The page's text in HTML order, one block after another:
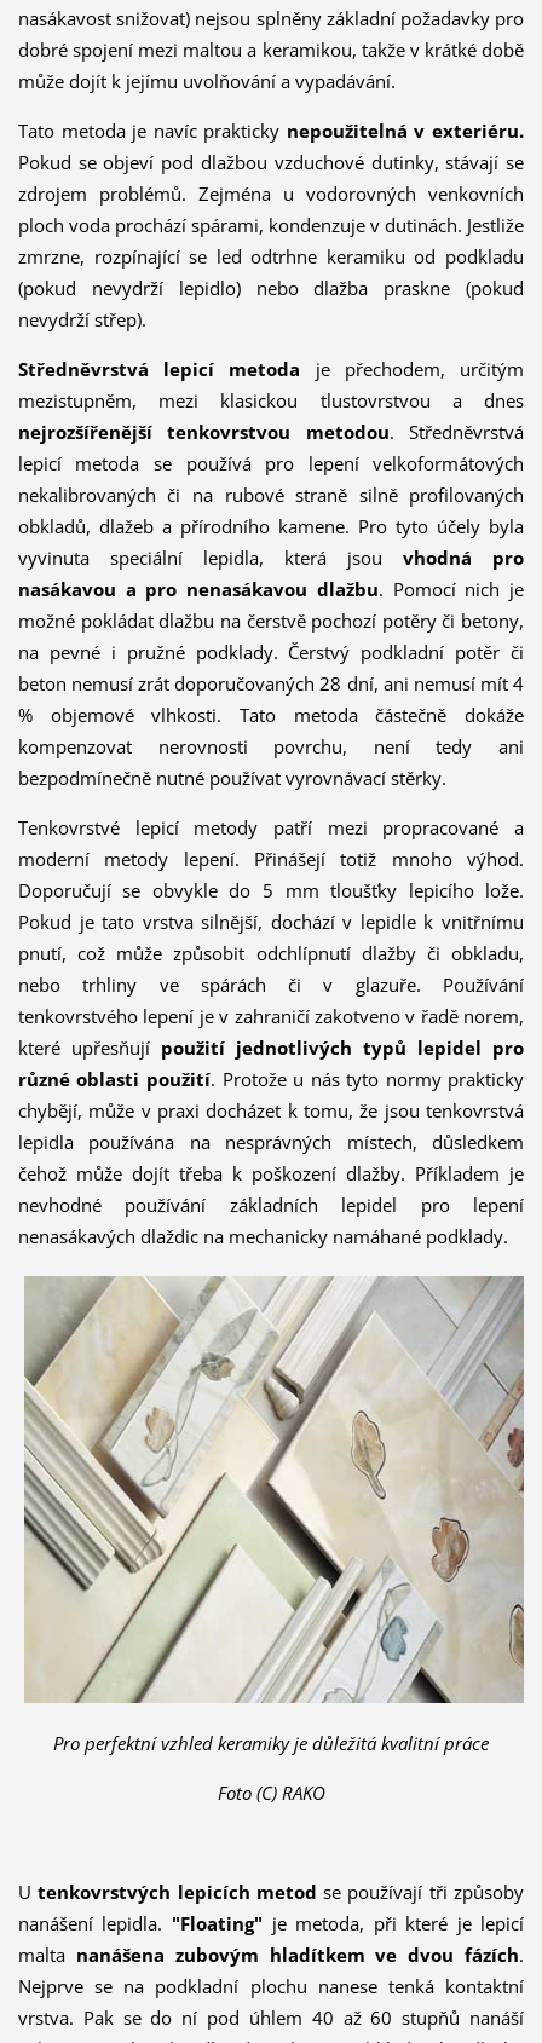
nasákavost snižovat) nejsou splněny základní požadavky pro
dobré spojení mezi maltou a keramikou, takže v krátké době
může dojít k jejímu uvolňování a vypadávání.
Tato metoda je navíc prakticky nepoužitelná v exteriéru.
Pokud se objeví pod dlažbou vzduchové dutinky, stávají se
zdrojem problémů. Zejména u vodorovných venkovních
ploch voda prochází spárami, kondenzuje v dutinách. Jestliže
zmrzne, rozpínající se led odtrhne keramiku od podkladu
(pokud nevydrží lepidlo) nebo dlažba praskne (pokud
nevydrží střep).
Středněvrstvá lepicí metoda je přechodem, určitým
mezistupněm, mezi klasickou tlustovrstvou a dnes
nejrozšířenější tenkovrstvou metodou. Středněvrstvá
lepicí metoda se používá pro lepení velkoformátových
nekalibrovaných či na rubové straně silně profilovaných
obkladů, dlažeb a přírodního kamene. Pro tyto účely byla
vyvinuta speciální lepidla, která jsouvhodná pro
nasákavou a pro nenasákavou dlažbu. Pomocí nich je
možné pokládat dlažbu na čerstvě pochozí potěry či betony,
na pevné i pružné podklady. Čerstvý podkladní potěr či
beton nemusí zrát doporučovaných 28 dní, ani nemusí mít 4
% objemové vlhkosti. Tato metoda částečně dokáže
kompenzovat nerovnosti povrchu, není tedy ani
bezpodmínečně nutné používat vyrovnávací stěrky.
Tenkovrstvé lepicí metody patří mezi propracované a
moderní metody lepení. Přinášejí totiž mnoho výhod.
Doporučují se obvykle do 5 mm tloušťky lepicího lože.
Pokud je tato vrstva silnější, dochází v lepidle k vnitřnímu
pnutí, což může způsobit odchlípnutí dlažby či obkladu,
nebo trhliny ve spárách či v glazuře. Používání
tenkovrstvého lepení je v zahraničí zakotveno v řadě norem,
které upřesňují použití jednotlivých typů lepidel pro
různé oblasti použití. Protože u nás tyto normy prakticky
chybějí, může v praxi docházet k tomu, že jsou tenkovrstvá
lepidla používána na nesprávných místech, důsledkem
čehož může dojít třeba k poškození dlažby. Příkladem je
nevhodné používání základních lepidel pro lepení
nenasákavých dlaždic na mechanicky namáhané podklady.
Pro perfektní vzhled keramiky je důležitá kvalitní práce
Foto (C) RAKO
Utenkovrstvých lepicích metodse používají tři způsoby
nanášení lepidla. "Floating" je metoda, při které je lepicí
malta nanášena zubovým hladítkem ve dvou fázích.
Nejprve se na podkladní plochu nanese tenká kontaktní
vrstva. Pak se do ní pod úhlem 40 až 60 stupňů nanáší